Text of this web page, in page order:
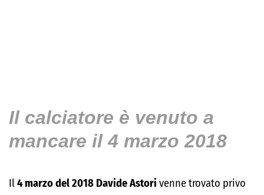
Il calciatore è venuto a
mancare il 4 marzo 2018
Il4 marzo del 2018 Davide Astori venne trovato privo